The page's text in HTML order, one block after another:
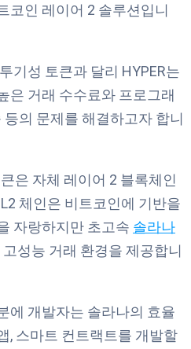
코인 레이어 2 솔루션입니
기성 토큰과 달리 HYPER는
은 거래 수수료와 프로그래
의 문제를 해결하고자 합니
은 자체 레이어 2 블록체인
체인은 비트코인에 기반을
자랑하지만 초고속 솔라나
성능 거래 환경을 제공합니
에 개발자는 솔라나의 효율
, 스마트 컨트랙트를 개발할